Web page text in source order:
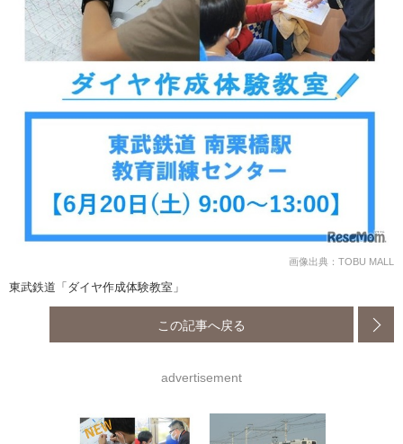
画像出典：TOBU MALL
東武鉄道「ダイヤ作成体験教室」
この記事へ戻る
advertisement